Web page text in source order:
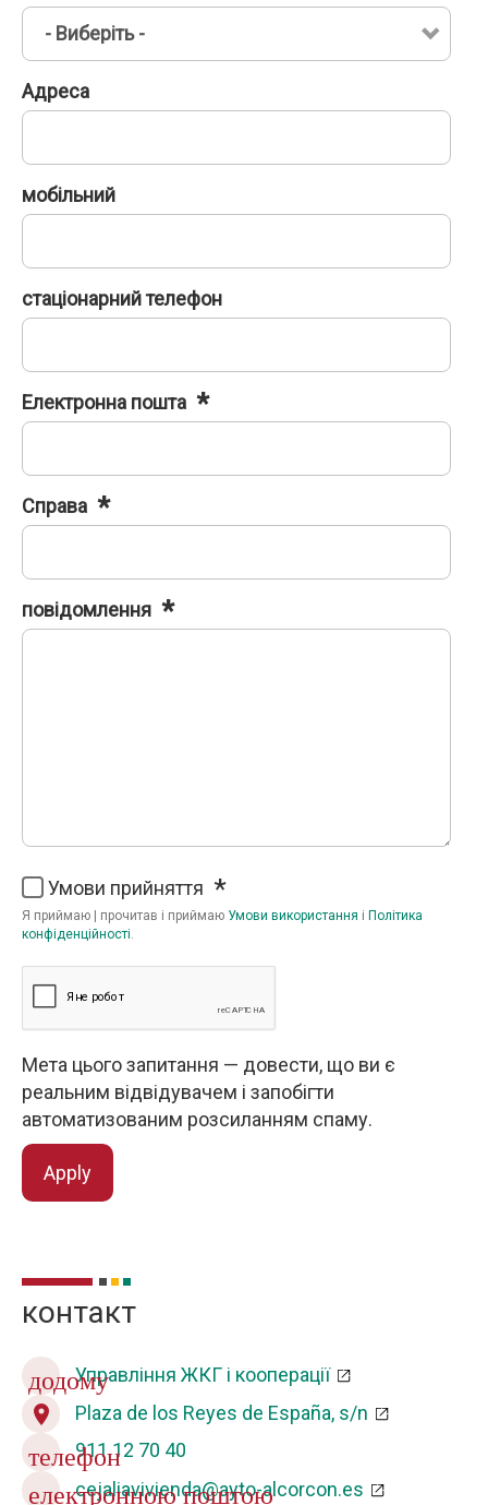
Адреса
мобільний
стаціонарний телефон
Електронна пошта
Справа
повідомлення
Умови прийняття
Я приймаю | прочитав і приймаю Умови використання і Політика
конфіденційності.
Apply
Мета цього запитання — довести, що ви є
реальним відвідувачем і запобігти
автоматизованим розсиланням спаму.
контакт
додомуУправління ЖКГ і кооперації
location_on Plaza de los Reyes de España, s/n
телефон911 12 70 40
електронною поштою
cejaliavivienda@ayto-alcorcon.es